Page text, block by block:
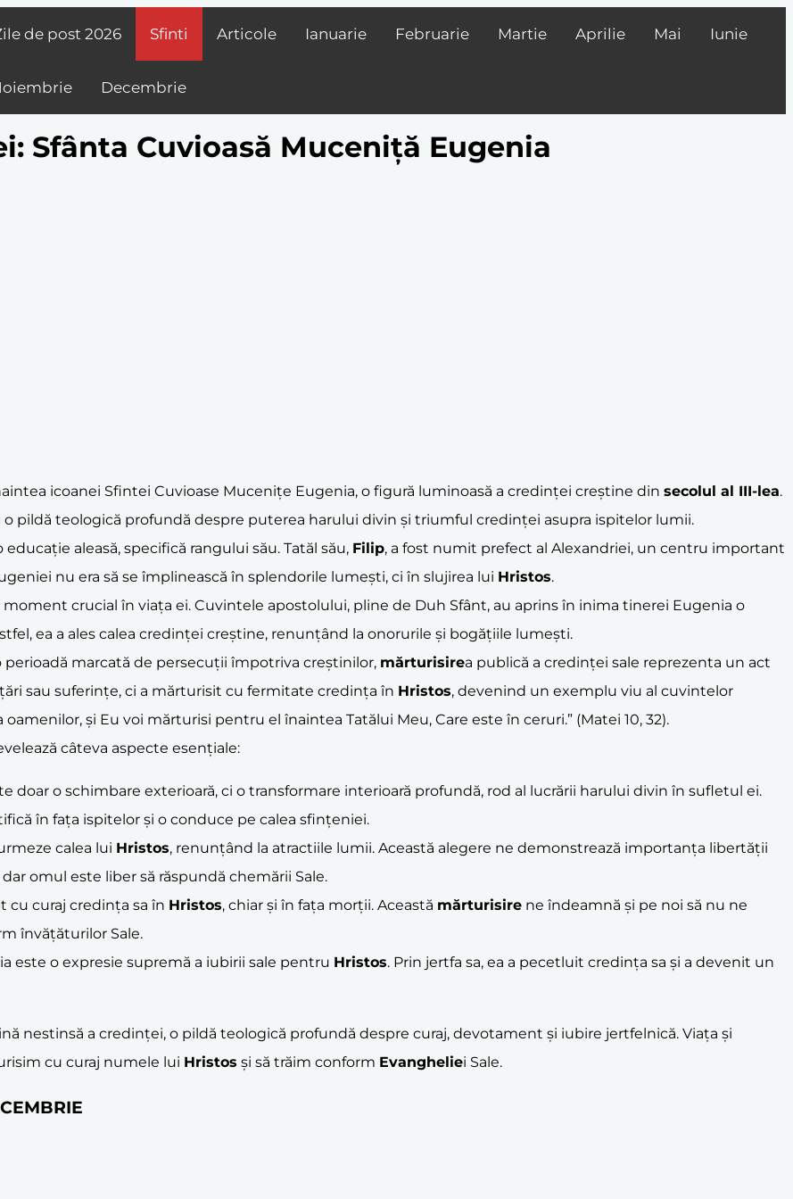
de post2026 Sfinti Articole Ianuarie Februarie Martie Aprilie Mai Iunie
Decembrie
Sfânta Cuvioasă Muceniță Eugenia
icoanei Sfintei Cuvioase Mucenițe Eugenia, o figură luminoasă a credinței creștine din secolul al III-lea.
o pildă teologică profundă despre puterea harului divin și triumful credinței asupra ispitelor lumii.
aleasă, specifică rangului său. Tatăl său, Filip, a fost numit prefect al Alexandriei, un centru important
nu era să se împlinească în splendorile lumești, ci în slujirea lui Hristos.
crucial în viața ei. Cuvintele apostolului, pline de Duh Sfânt, au aprins în inima tinerei Eugenia o
ea a ales calea credinței creștine, renunțând la onorurile și bogățiile lumești.
marcată de persecuții împotriva creștinilor, mărturisirea publică a credinței sale reprezenta un act
sau suferințe, ci a mărturisit cu fermitate credința în Hristos, devenind un exemplu viu al cuvintelor
și Eu voi mărturisi pentru el înaintea Tatălui Meu, Care este în ceruri.” (Matei 10, 32).
câteva aspecte esențiale:
doar o schimbare exterioară, ci o transformare interioară profundă, rod al lucrării harului divin în sufletul ei.
în fața ispitelor și o conduce pe calea sfințeniei.
calea lui Hristos, renunțând la atractiile lumii. Această alegere ne demonstrează importanța libertății
omul este liber să răspundă chemării Sale.
cu curaj credința sa în Hristos, chiar și în fața morții. Această mărturisire ne îndeamnă și pe noi să nu ne
învățăturilor Sale.
este o expresie supremă a iubirii sale pentru Hristos. Prin jertfa sa, ea a pecetluit credința sa și a devenit un
nestinsă a credinței, o pildă teologică profundă despre curaj, devotament și iubire jertfelnică. Viața și
cu curaj numele lui Hristos și să trăim conform Evangheliei Sale.